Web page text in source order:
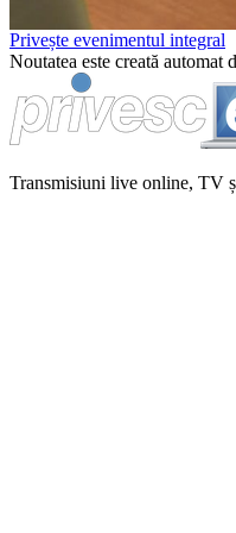
Privește evenimentul integral
Noutatea este creată
Transmisiuni live online, TV